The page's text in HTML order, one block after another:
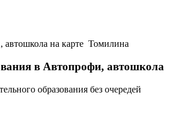
автошкола на карте Томилина
в Автопрофи, автошкола
образования без очередей